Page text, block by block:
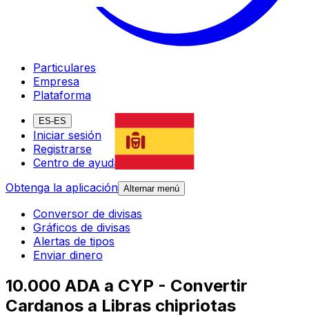
Particulares
Empresa
Plataforma
ES-ES
Iniciar sesión
Registrarse
Centro de ayuda
Obtenga la aplicación Alternar menú
Conversor de divisas
Gráficos de divisas
Alertas de tipos
Enviar dinero
10.000 ADA a CYP - Convertir
Cardanos a Libras chipriotas